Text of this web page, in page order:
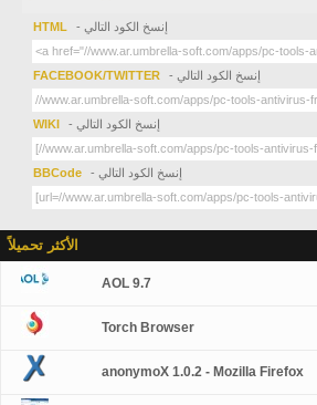
HTML - إنسخ الكود التالي
FACEBOOK/TWITTER - إنسخ الكود التالي
WIKI - إنسخ الكود التالي
BBCode - إنسخ الكود التالي
الأكثر تحميلاً
AOL 9.7
Torch Browser
anonymoX 1.0.2 - Mozilla Firefox